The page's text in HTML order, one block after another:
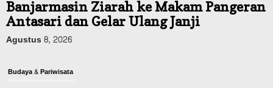
Banjarmasin Ziarah ke Makam Pangeran
Antasari dan Gelar Ulang Janji
Agustus 8, 2026
Budaya & Pariwisata